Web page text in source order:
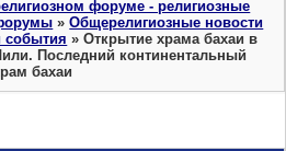
форуме - религиозные
»Общерелигиозные новости
события »Открытие храма бахаи в
Последний континентальный
бахаи